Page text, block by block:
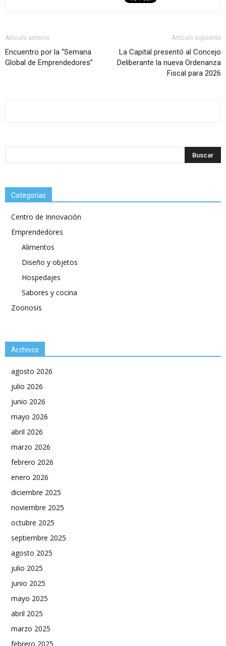
Artículo anterior
Encuentro por la “Semana
Global de Emprendedores”
Artículo siguiente
La Capital presentó al Concejo
Deliberante la nueva Ordenanza
Fiscal para 2026
Categorías
Centro de Innovación
Emprendedores
Alimentos
Diseño y objetos
Hospedajes
Sabores y cocina
Zoonosis
Archivos
agosto 2026
julio 2026
junio 2026
mayo 2026
abril 2026
marzo 2026
febrero 2026
enero 2026
diciembre 2025
noviembre 2025
octubre 2025
septiembre 2025
agosto 2025
julio 2025
junio 2025
mayo 2025
abril 2025
marzo 2025
febrero 2025